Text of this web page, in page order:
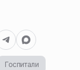
Госпитали